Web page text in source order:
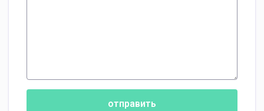
отправить